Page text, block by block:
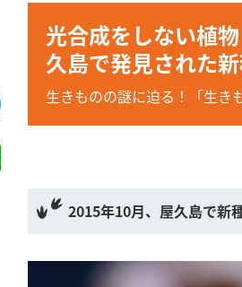
光合成をしない植
久島で発見された新
生きものの謎に迫る！「生き
2015年10月、屋久島で新